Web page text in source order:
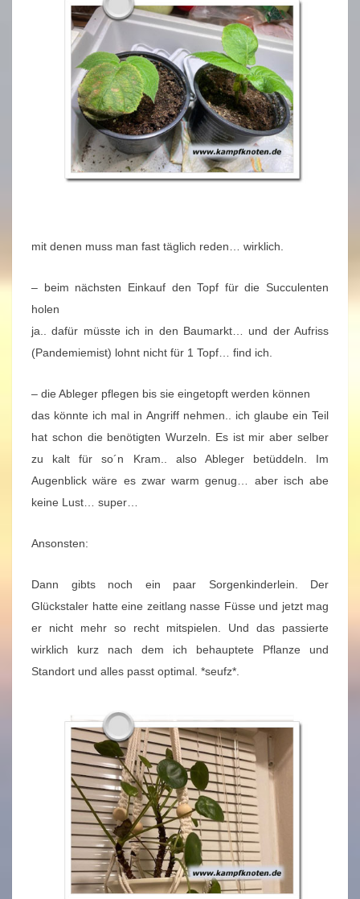
mit denen muss man fast täglich reden… wirklich.
– beim nächsten Einkauf den Topf für die Succulenten
holen
ja.. dafür müsste ich in den Baumarkt… und der Aufriss
(Pandemiemist) lohnt nicht für 1 Topf… find ich.
– die Ableger pflegen bis sie eingetopft werden können
das könnte ich mal in Angriff nehmen.. ich glaube ein Teil
hat schon die benötigten Wurzeln. Es ist mir aber selber
zu kalt für so´n Kram.. also Ableger betüddeln. Im
Augenblick wäre es zwar warm genug… aber isch abe
keine Lust… super…
Ansonsten:
Dann gibts noch ein paar Sorgenkinderlein. Der
Glückstaler hatte eine zeitlang nasse Füsse und jetzt mag
er nicht mehr so recht mitspielen. Und das passierte
wirklich kurz nach dem ich behauptete Pflanze und
Standort und alles passt optimal. *seufz*.